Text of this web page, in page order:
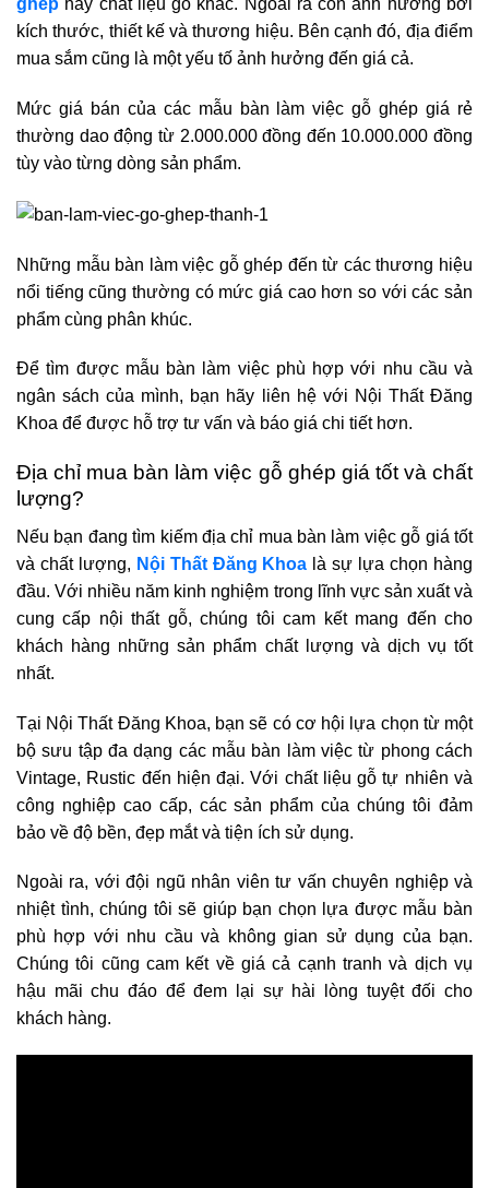
kích thước, thiết kế và thương hiệu. Bên cạnh đó, địa điểm
mua sắm cũng là một yếu tố ảnh hưởng đến giá cả.
Mức giá bán của các mẫu bàn làm việc gỗ ghép giá rẻ
thường dao động từ 2.000.000 đồng đến 10.000.000 đồng
tùy vào từng dòng sản phẩm.
Những mẫu bàn làm việc gỗ ghép đến từ các thương hiệu
nổi tiếng cũng thường có mức giá cao hơn so với các sản
phẩm cùng phân khúc.
Để tìm được mẫu bàn làm việc phù hợp với nhu cầu và
ngân sách của mình, bạn hãy liên hệ với Nội Thất Đăng
Khoa để được hỗ trợ tư vấn và báo giá chi tiết hơn.
Địa chỉ mua bàn làm việc gỗ ghép giá tốt và chất
lượng?
Nếu bạn đang tìm kiếm địa chỉ mua bàn làm việc gỗ giá tốt
và chất lượng, Nội Thất Đăng Khoa là sự lựa chọn hàng
đầu. Với nhiều năm kinh nghiệm trong lĩnh vực sản xuất và
cung cấp nội thất gỗ, chúng tôi cam kết mang đến cho
khách hàng những sản phẩm chất lượng và dịch vụ tốt
nhất.
Tại Nội Thất Đăng Khoa, bạn sẽ có cơ hội lựa chọn từ một
bộ sưu tập đa dạng các mẫu bàn làm việc từ phong cách
Vintage, Rustic đến hiện đại. Với chất liệu gỗ tự nhiên và
công nghiệp cao cấp, các sản phẩm của chúng tôi đảm
bảo về độ bền, đẹp mắt và tiện ích sử dụng.
Ngoài ra, với đội ngũ nhân viên tư vấn chuyên nghiệp và
nhiệt tình, chúng tôi sẽ giúp bạn chọn lựa được mẫu bàn
phù hợp với nhu cầu và không gian sử dụng của bạn.
Chúng tôi cũng cam kết về giá cả cạnh tranh và dịch vụ
hậu mãi chu đáo để đem lại sự hài lòng tuyệt đối cho
khách hàng.